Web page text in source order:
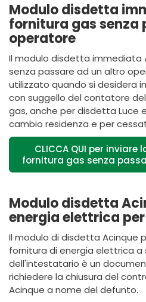
Modulo disdetta
fornitura gas senza
operatore
Il modulo disdetta immediata
senza passare ad un altro
utilizzato quando si desidera
con suggello del contatore
gas, anche per disdetta Luce
cambio residenza e per
CLICCA QUI per
fornitura gas senza
Modulo disdetta
energia elettrica
Il modulo di disdetta Acinque
fornitura di energia elettrica
dell'intestatario è un
richiedere la chiusura del
Acinque a nome del defunto.